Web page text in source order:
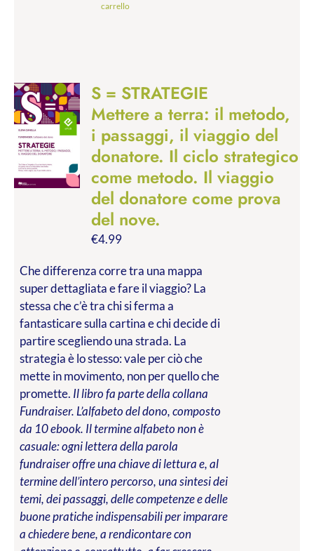
carrello
S = STRATEGIE
Mettere a terra: il metodo,
i passaggi, il viaggio del
donatore. Il ciclo strategico
come metodo. Il viaggio
del donatore come prova
del nove.
€4.99
Che differenza corre tra una mappa
super dettagliata e fare il viaggio? La
stessa che c’è tra chi si ferma a
fantasticare sulla cartina e chi decide di
partire scegliendo una strada. La
strategia è lo stesso: vale per ciò che
mette in movimento, non per quello che
promette. Il libro fa parte della collana
Fundraiser. L’alfabeto del dono, composto
da 10 ebook. Il termine alfabeto non è
casuale: ogni lettera della parola
fundraiser offre una chiave di lettura e, al
termine dell’intero percorso, una sintesi dei
temi, dei passaggi, delle competenze e delle
buone pratiche indispensabili per imparare
a chiedere bene, a rendicontare con